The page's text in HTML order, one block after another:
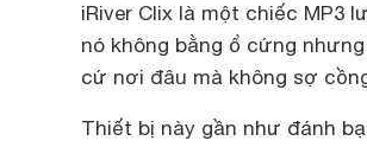
iRiver Clix là một chiếc
nó không bằng ổ cứng
cứ nơi đâu mà không sợ
Thiết bị này gần như đánh